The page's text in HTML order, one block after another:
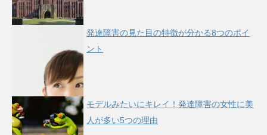
発達障害の見た目の特徴が分かる8つのポイ
ント
モデルみたいにキレイ！発達障害の女性に美
人が多い5つの理由